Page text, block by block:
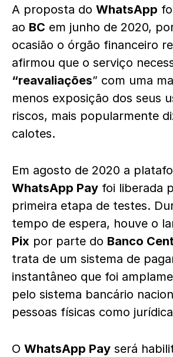
A proposta do WhatsApp
ao BC em junho de 2020,
ocasião o órgão financeiro
afirmou que o serviço
“reavaliações” com uma
menos exposição dos seus
riscos, mais popularmente
calotes.
Em agosto de 2020 a
WhatsApp Pay foi liberada
primeira etapa de testes.
tempo de espera, houve o
Pix por parte do Banco
trata de um sistema de
instantâneo que foi
pelo sistema bancário
pessoas físicas como
O WhatsApp Pay será